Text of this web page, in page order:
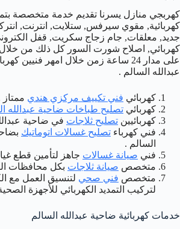
كهربجي منازل يسرنا تقديم خدمة متخصصة
كهربائية, مقوي سيرفس, ستلايت, انترنت,
جديد, معلقات, جام زجاج سكريت, قفل
كهربائي, اصلاح شورت السور كل ذلك من خلال
على مدار 24 ساعة زمن خلال امهر فنيين
عبدالله السالم .
كهربائي فني تكييف مركزي هندي ممتاز
كهربائي تصليح طباخات ضاحية عبدالله
كهربائيين تصليح ثلاجات في ضاحية
فني كهرباء تصليح غسالات اتوماتيك
السالم .
فني صيانة غسالات جاهز لتأمين قطع
متخصص صيانة ثلاجات بكل محافظات
متخصص فني صحي لتنسيق العمل مع
لتركيب التمديد الكهربائي للأجهزة
خدمات كهربائية ضاحية عبدالله السالم